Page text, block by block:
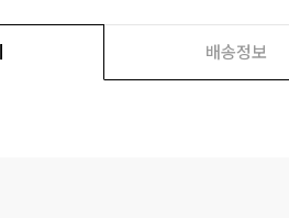
배송정보